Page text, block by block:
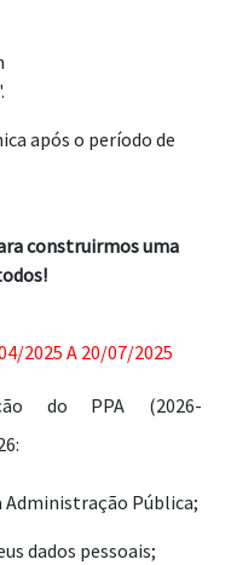
após o período de
construirmos uma
2025 A 20/07/2025
do PPA (2026-
Administração Pública;
dados pessoais;